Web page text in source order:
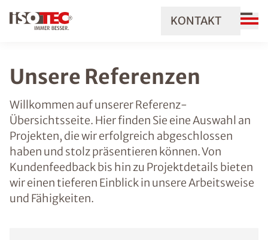
KONTAKT
Unsere Referenzen
Willkommen auf unserer Referenz-
Übersichtsseite. Hier finden Sie eine Auswahl an
Projekten, die wir erfolgreich abgeschlossen
haben und stolz präsentieren können. Von
Kundenfeedback bis hin zu Projektdetails bieten
wir einen tieferen Einblick in unsere Arbeitsweise
und Fähigkeiten.